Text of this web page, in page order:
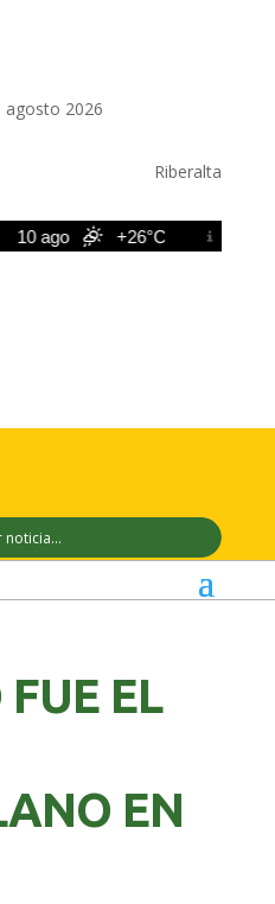
agosto 2026
Riberalta
10 ago +26°C
EL
EN